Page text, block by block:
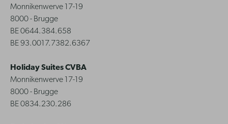
Monnikenwerve 17-19
8000 - Brugge
BE 0644.384.658
BE 93.0017.7382.6367
Holiday Suites CVBA
Monnikenwerve 17-19
8000 - Brugge
BE 0834.230.286